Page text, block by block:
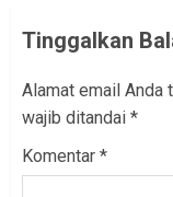
Tinggalkan
Alamat email Anda
wajib ditandai *
Komentar *